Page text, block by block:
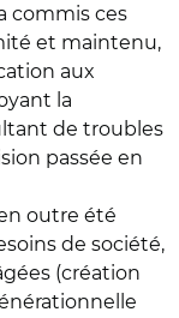
commis ces
et maintenu,
aux
la
de troubles
passée en
outre été
de société,
(création